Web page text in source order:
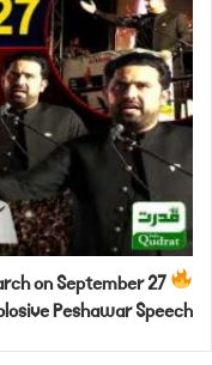
on September 27
Peshawar Speech